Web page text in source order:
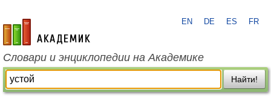
academic.ru
EN DE ES FR
Словари и энциклопедии на Академике
Найти!